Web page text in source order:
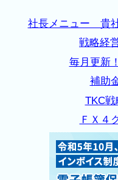
社長メニュー 貴
戦略経
毎月更新
補助
TKC
ＦＸ４